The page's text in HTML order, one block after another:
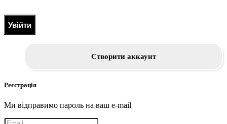
Увійти
Створити аккаунт
Реєстрація
Ми відправимо пароль на ваш e-mail